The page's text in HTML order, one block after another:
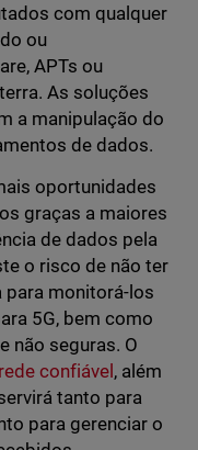
com qualquer
ou
APTs ou
As soluções
a manipulação do
de dados.
oportunidades
graças a maiores
de dados pela
o risco de não ter
para monitorá-los
5G, bem como
não seguras. O
confiável , além
tanto para
para gerenciar o